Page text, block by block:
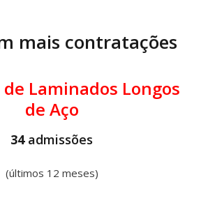
mais contratações
Laminados Longos
de Aço
34 admissões
(últimos 12 meses)